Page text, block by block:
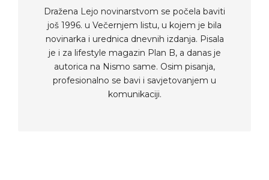
Dražena Lejo novinarstvom se počela baviti
još 1996. u Večernjem listu, u kojem je bila
novinarka i urednica dnevnih izdanja. Pisala
je i za lifestyle magazin Plan B, a danas je
autorica na Nismo same. Osim pisanja,
profesionalno se bavi i savjetovanjem u
komunikaciji.